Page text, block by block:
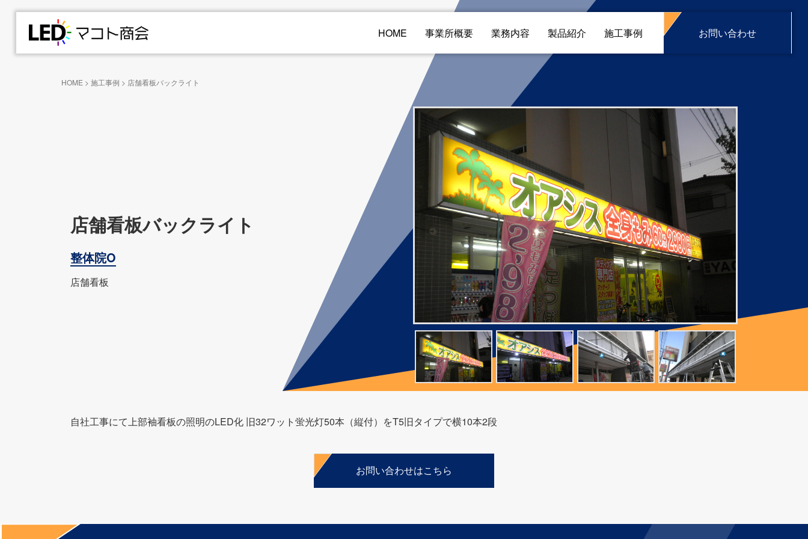
HOME 事業所概要 業務内容 製品紹介 施工事例 お問い合わせ
HOME > 施工事例 > 店舗看板バックライト
店舗看板バックライト
整体院O
店舗看板
自社工事にて上部袖看板の照明のLED化 旧32ワット蛍光灯50本（縦付）をT5旧タイプで横10本2段
お問い合わせはこちら